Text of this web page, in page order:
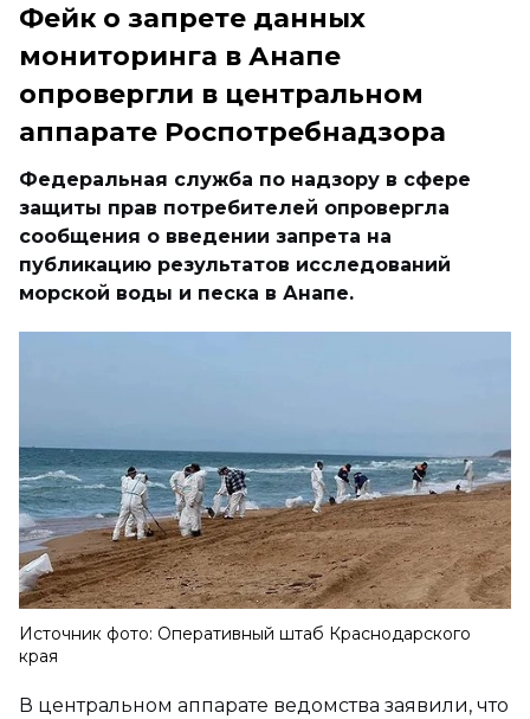
Фейк о запрете данных
мониторинга в Анапе
опровергли в центральном
аппарате Роспотребнадзора
Федеральная служба по надзору в сфере
защиты прав потребителей опровергла
сообщения о введении запрета на
публикацию результатов исследований
морской воды и песка в Анапе.
Источник фото: Оперативный штаб Краснодарского
края
В центральном аппарате ведомства заявили, что